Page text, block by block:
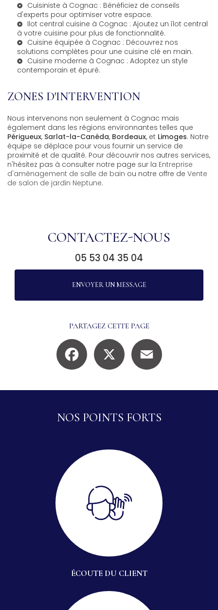
Cuisiniste à Cognac : Bénéficiez de conseils
d'experts pour optimiser votre espace.
Ilot central cuisine à Cognac : Ajoutez un îlot central
à votre cuisine pour plus de fonctionnalité.
Cuisine équipée à Cognac : Découvrez nos
solutions complètes pour une cuisine clé en main.
Cuisine moderne à Cognac : Adoptez un style
contemporain et épuré.
ZONES D'INTERVENTION
Nous intervenons non seulement à Cognac mais
également dans les régions environnantes telles que
Périgueux, Sarlat-la-Canéda, Bordeaux, et Limoges. Notre
équipe se déplace pour vous fournir un service de
proximité et de qualité. Pour découvrir nos autres services,
n'hésitez pas à consulter notre page sur la Entreprise
d'aménagement de salle de bain ou notre offre de Vente
de salon de jardin Neptune.
CONTACTEZ-NOUS
05 53 04 35 04
ENVOYER UN MESSAGE
PARTAGEZ CETTE PAGE
Facebook
NOS POINTS FORTS
ÉCOUTE DU CLIENT